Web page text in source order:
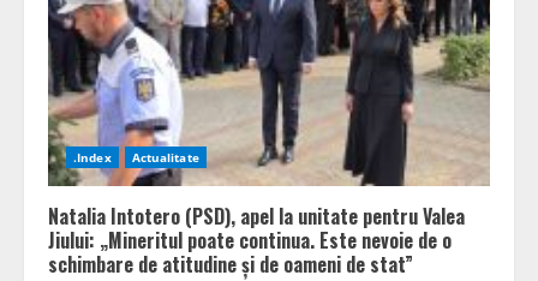
.Index Actualitate
Natalia Intotero (PSD), apel la unitate pentru Valea
Jiului: „Mineritul poate continua. Este nevoie de o
schimbare de atitudine și de oameni de stat”